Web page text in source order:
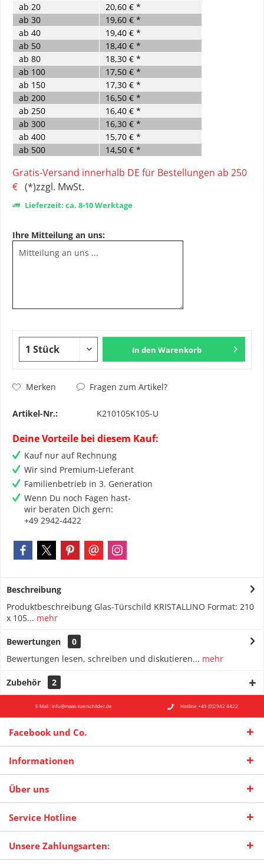
ab 20
20,60 € *
ab 30
19,60 € *
ab 40
19,40 € *
ab 50
18,40 € *
ab 80
18,30 € *
ab 100
17,50 € *
ab 150
17,30 € *
ab 200
16,50 € *
ab 250
16,40 € *
ab 300
16,30 € *
ab 400
15,70 € *
ab 500 14,50 € *
Gratis-Versand innerhalb DE für Bestellungen ab 250
€ (*)zzgl. MwSt.
Lieferzeit: ca. 8-10 Werktage
Ihre Mitteilung an uns:
In den Warenkorb
Merken Fragen zum Artikel?
Artikel-Nr.: K210105K105-U
Deine Vorteile bei diesem Kauf:
Kauf nur auf Rechnung
Wir sind Premium-Lieferant
Familienbetrieb in 3. Generation
Wenn Du noch Fagen hast-
wir beraten Dich gern:
+49 2942-4422
Beschreibung
Produktbeschreibung Glas-Türschild KRISTALLINO Format: 210
x 105... mehr
Bewertungen
0
Bewertungen lesen, schreiben und diskutieren... mehr
Zubehör 2
E-Mail : info@maas-tuerschilder.de Hotline +49 (0)2942 4422
Facebook und Co.
Informationen
Über uns
Service Hotline
Unsere Zahlungsarten: